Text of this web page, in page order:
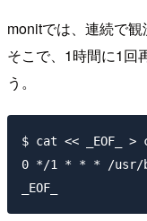
monitでは、連続で観
そこで、1時間に1回
う。
$ cat << _EOF_ >
0 */1 * * * /usr/